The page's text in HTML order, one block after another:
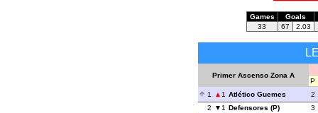
Games
Goals
33
67 2.03
Primer Ascenso Zona A
P
1
1 Atlético Guemes
2
2
1 Defensores (P)
3